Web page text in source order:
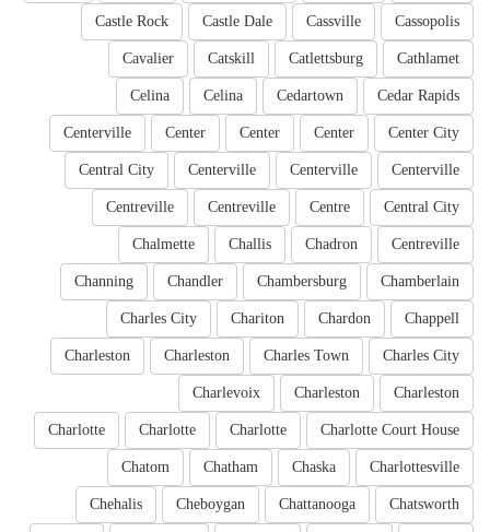
Cassopolis
Cassville
Castle Dale
Castle Rock
Cathlamet
Catlettsburg
Catskill
Cavalier
Cedar Rapids
Cedartown
Celina
Celina
Center City
Center
Center
Center
Centerville
Centerville
Centerville
Centerville
Central City
Central City
Centre
Centreville
Centreville
Centreville
Chadron
Challis
Chalmette
Chamberlain
Chambersburg
Chandler
Channing
Chappell
Chardon
Chariton
Charles City
Charles City
Charles Town
Charleston
Charleston
Charleston
Charleston
Charlevoix
Charlotte Court House
Charlotte
Charlotte
Charlotte
Charlottesville
Chaska
Chatham
Chatom
Chatsworth
Chattanooga
Cheboygan
Chehalis